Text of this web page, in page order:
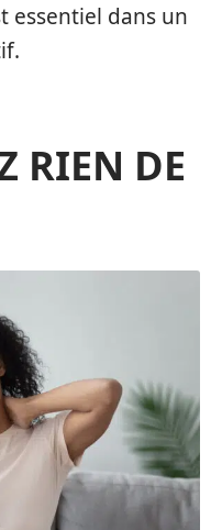
essentiel dans un
RIEN DE